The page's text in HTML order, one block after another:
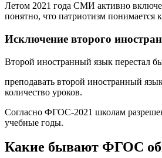
Летом 2021 года СМИ активно
понятно, что патриотизм понимается
Исключение второго
Второй иностранный язык перестал
преподавать второй иностранный
количество уроков.
Согласно ФГОС-2021 школам
учебные годы.
Какие бывают ФГОС